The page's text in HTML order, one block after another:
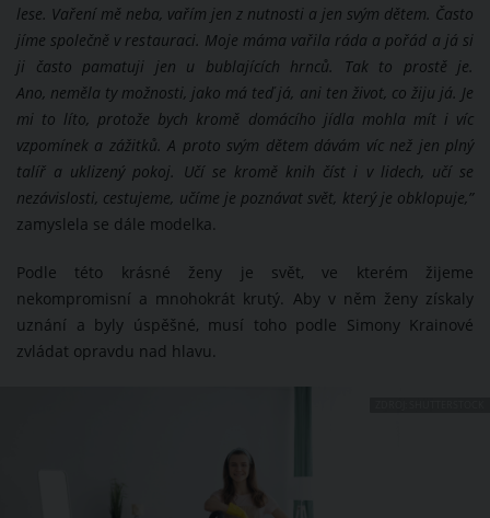
lese. Vaření mě neba, vařím jen z nutnosti a jen svým dětem. Často
jíme společně v restauraci. Moje máma vařila ráda a pořád a já si
ji často pamatuji jen u bublajících hrnců. Tak to prostě je.
Ano, neměla ty možnosti, jako má teď já, ani ten život, co žiju já. Je
mi to líto, protože bych kromě domácího jídla mohla mít i víc
vzpomínek a zážitků. A proto svým dětem dávám víc než jen plný
talíř a uklizený pokoj. Učí se kromě knih číst i v lidech, učí se
nezávislosti, cestujeme, učíme je poznávat svět, který je obklopuje,”
zamyslela se dále modelka.
Podle této krásné ženy je svět, ve kterém žijeme
nekompromisní a mnohokrát krutý. Aby v něm ženy získaly
uznání a byly úspěšné, musí toho podle Simony Krainové
zvládat opravdu nad hlavu.